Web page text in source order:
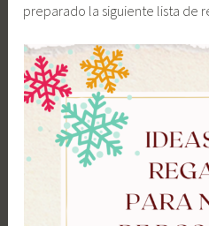
preparado la siguiente lista de